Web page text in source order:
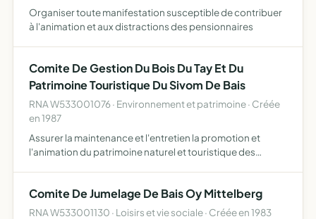
Organiser toute manifestation susceptible de contribuer
à l'animation et aux distractions des pensionnaires
Comite De Gestion Du Bois Du Tay Et Du
Patrimoine Touristique Du Sivom De Bais
RNA W533001076 · Environnement et patrimoine · Créée
en 1987
Assurer la maintenance et l'entretien la promotion et
l'animation du patrimoine naturel et touristique des
Comite De Jumelage De Bais Oy Mittelberg
RNA W533001130 · Loisirs et vie sociale · Créée en 1983